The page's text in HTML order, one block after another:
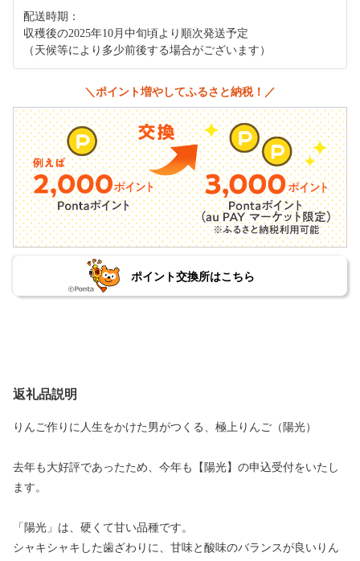
配送時期：
収穫後の2025年10月中旬頃より順次発送予定
（天候等により多少前後する場合がございます）
＼ポイント増やしてふるさと納税！／
ポイント交換所はこちら
返礼品説明
りんご作りに人生をかけた男がつくる、極上りんご（陽光）
去年も大好評であったため、今年も【陽光】の申込受付をいたし
ます。
「陽光」は、硬くて甘い品種です。
シャキシャキした歯ざわりに、甘味と酸味のバランスが良いりん